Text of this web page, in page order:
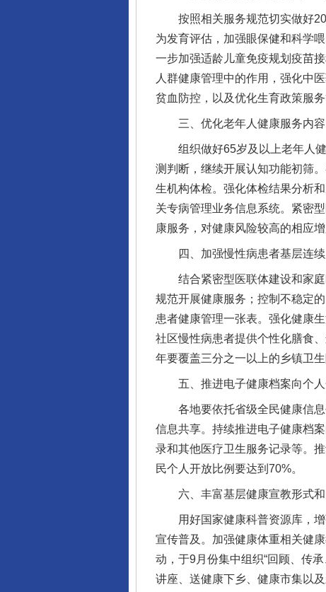
按照相关服务规范切实做好
为发育评估，加强眼保健和科学
一步加强适龄儿童免疫规划疫苗
人群健康管理中的作用，强化中
贫血防控，以及优化生育政策服务
三、优化老年人健康服务内容
组织做好65岁及以上老年人健
测判断，继续开展认知功能初筛
生机构体检。强化体检结果分析
关专病管理业务信息系统。紧密
康服务，对健康风险较高的相应
四、加强慢性病患者基层连续
结合紧密型医联体建设和家庭
规范开展健康服务；控制不稳定
患者健康管理一张表。强化健康
社区慢性病患者提供个性化膳食
年要覆盖三分之一以上的乡镇卫
五、推进电子健康档案向个人
各地要依托省级全民健康信息
信息共享。持续推进电子健康档
录和其他医疗卫生服务记录等。
民个人开放比例要达到70%。
六、丰富基层健康宣教形式和
用好国家健康科普资源库，增
宣传普及。加强健康体重相关健
动，于9月份集中组织“回顾、传
讲座、送健康下乡、健康市集以